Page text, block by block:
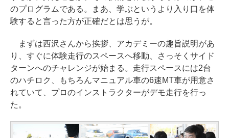
のプログラムである。まあ、学ぶというより入り口を体
験すると言った方が正確だとは思うが。
まずは西沢さんから挨拶、アカデミーの趣旨説明があ
り、すぐに体験走行のスペースへ移動、さっそくサイド
ターンへのチャレンジが始まる。走行スペースには2台
のハチロク、もちろんマニュアル車の6速MT車が用意さ
れていて、プロのインストラクターがデモ走行を行っ
た。